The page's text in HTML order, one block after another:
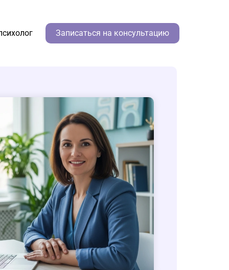
Записаться на консультацию